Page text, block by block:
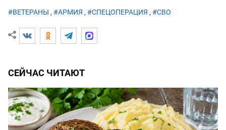
#ВЕТЕРАНЫ , #АРМИЯ , #СПЕЦОПЕРАЦИЯ , #СВО
СЕЙЧАС ЧИТАЮТ